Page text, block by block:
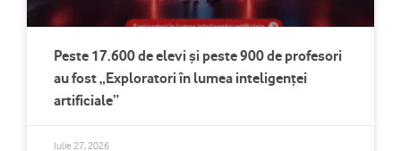
Peste 17.600 de elevi și peste 900 de profesori
au fost „Exploratori în lumea inteligenței
artificiale”
Iulie 27, 2026